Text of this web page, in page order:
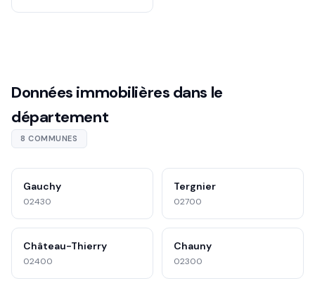
Données immobilières dans le
département
8 COMMUNES
Gauchy
02430
Tergnier
02700
Château-Thierry
02400
Chauny
02300